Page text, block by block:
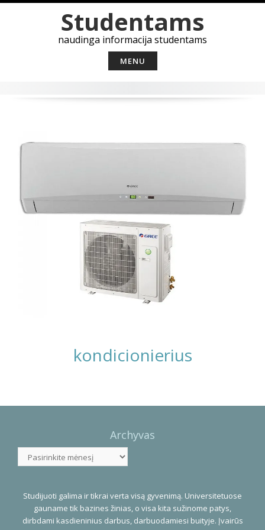
to
content
Studentams
naudinga informacija studentams
MENU
kondicionierius
Navigation
Archyvas
Studijuoti galima ir tikrai verta visą gyvenimą. Universitetuose
gauname tik bazines žinias, o visa kita sužinome patys,
dirbdami kasdieninius darbus, darbuodamiesi buityje. Įvairūs